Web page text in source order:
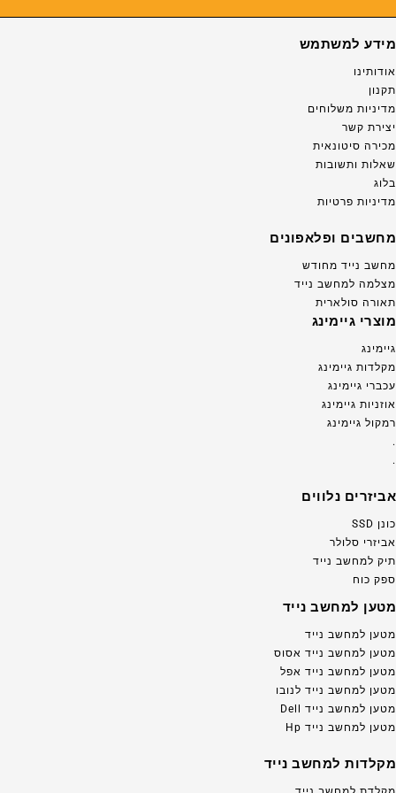
מידע למשתמש
אודותינו
תקנון
מדיניות משלוחים
יצירת קשר
מכירה סיטונאית
שאלות ותשובות
בלוג
מדיניות פרטיות
מחשבים ופלאפונים
מחשב נייד מחודש
מצלמה למחשב נייד
תאורה סולארית
מוצרי גיימינג
גיימינג
מקלדות גיימינג
עכברי גיימינג
אוזניות גיימינג
רמקול גיימינג
.
.
אביזרים נלווים
כונן SSD
אביזרי סלולר
תיק למחשב נייד
ספק כוח
מטען למחשב נייד
מטען למחשב נייד
מטען למחשב נייד אסוס
מטען למחשב נייד אפל
מטען למחשב נייד לנובו
מטען למחשב נייד Dell
מטען למחשב נייד Hp
מקלדות למחשב נייד